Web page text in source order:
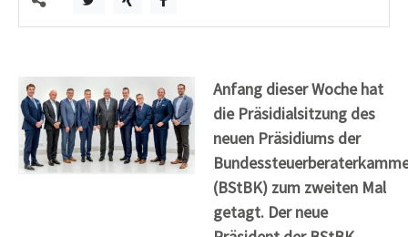
Anfang dieser Woche hat
die Präsidialsitzung des
neuen Präsidiums der
(BStBK) zum zweiten Mal
getagt. Der neue